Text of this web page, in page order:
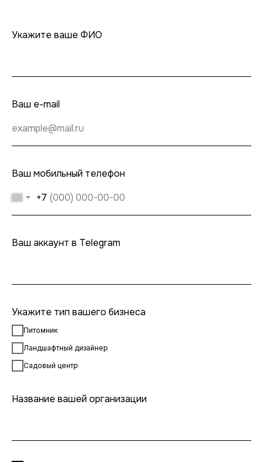
Укажите ваше ФИО
Ваш e-mail
Ваш мобильный телефон
+7
Ваш аккаунт в Telegram
Укажите тип вашего бизнеса
Питомник
Ландшафтный дизайнер
Садовый центр
Название вашей организации